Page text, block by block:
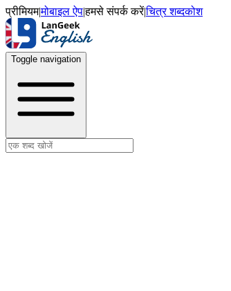
प्रीमियम|मोबाइल ऐप|हमसे संपर्क करें|चित्र शब्दकोश
Toggle navigation